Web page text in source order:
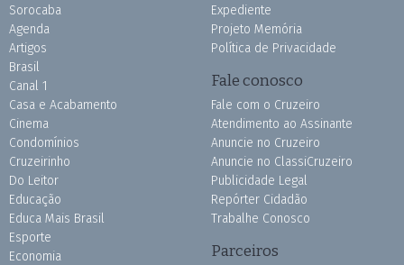
Sorocaba
Agenda
Artigos
Brasil
Canal 1
Casa e Acabamento
Cinema
Condomínios
Cruzeirinho
Do Leitor
Educação
Educa Mais Brasil
Esporte
Economia
Expediente
Projeto Memória
Política de Privacidade
Fale conosco
Fale com o Cruzeiro
Atendimento ao Assinante
Anuncie no Cruzeiro
Anuncie no ClassiCruzeiro
Publicidade Legal
Repórter Cidadão
Trabalhe Conosco
Parceiros